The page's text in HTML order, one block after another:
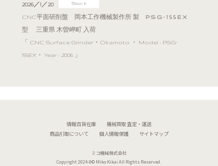
2026／1／20 Stock
CNC平面研削盤 岡本工作機械製作所 製 P S G - 1 5 5 E X
型 三重県 木曽岬町 入荷
「 CNC Surface Grinder・Okamoto ・ Model : PSG-
155EX・ Year : 2006 」
情報百貨在庫
機械買取 査定・運送
商品引取について
個人情報保護 サイトマップ
ミコ機械株式会社
Copyright 2024-8© Miko Kikai All Rights Reserved.